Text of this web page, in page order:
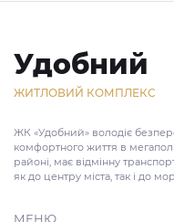
Удобний
ЖИТЛОВИЙ КОМПЛЕКС
ЖК «Удобний» володіє
комфортного життя в
районі, має відмінну
як до центру міста, так і до
МЕНЮ